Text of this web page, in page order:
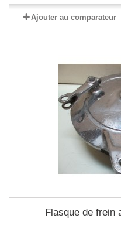
Ajouter au comparateur
Flasque de frein